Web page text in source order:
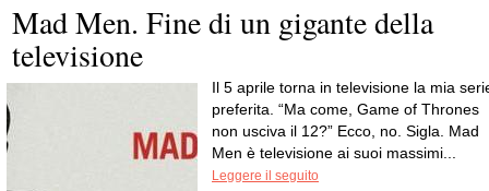
Mad Men. Fine di un gigante della
televisione
Il 5 aprile torna in televisione la mia
preferita. “Ma come, Game of Thrones
non usciva il 12?” Ecco, no. Sigla. Mad
Men è televisione ai suoi massimi...
Leggere il seguito